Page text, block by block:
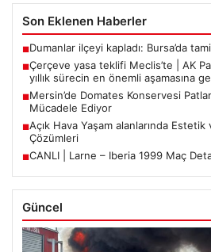
Son Eklenen Haberler
■Dumanlar ilçeyi kapladı: Bursa’da
■Çerçeve yasa teklifi Meclis’te | AK
yıllık sürecin en önemli aşamasına
■Mersin’de Domates Konservesi
Mücadele Ediyor
■Açık Hava Yaşam alanlarında
Çözümleri
■CANLI | Larne – Iberia 1999 Maç
Güncel